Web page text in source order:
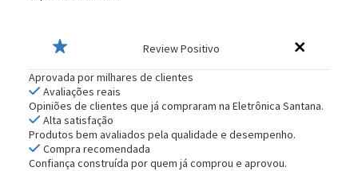
Review Positivo
Aprovada por milhares de clientes
Avaliações reais
Opiniões de clientes que já compraram na Eletrônica Santana.
Alta satisfação
Produtos bem avaliados pela qualidade e desempenho.
Compra recomendada
Confiança construída por quem já comprou e aprovou.